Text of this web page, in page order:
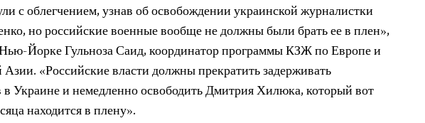
с облегчением, узнав об освобождении украинской журналистки
но российские военные вообще не должны были брать ее в плен»,
Йорке Гульноза Саид, координатор программы КЗЖ по Европе и
«Российские власти должны прекратить задерживать
Украине и немедленно освободить Дмитрия Хилюка, который вот
находится в плену».